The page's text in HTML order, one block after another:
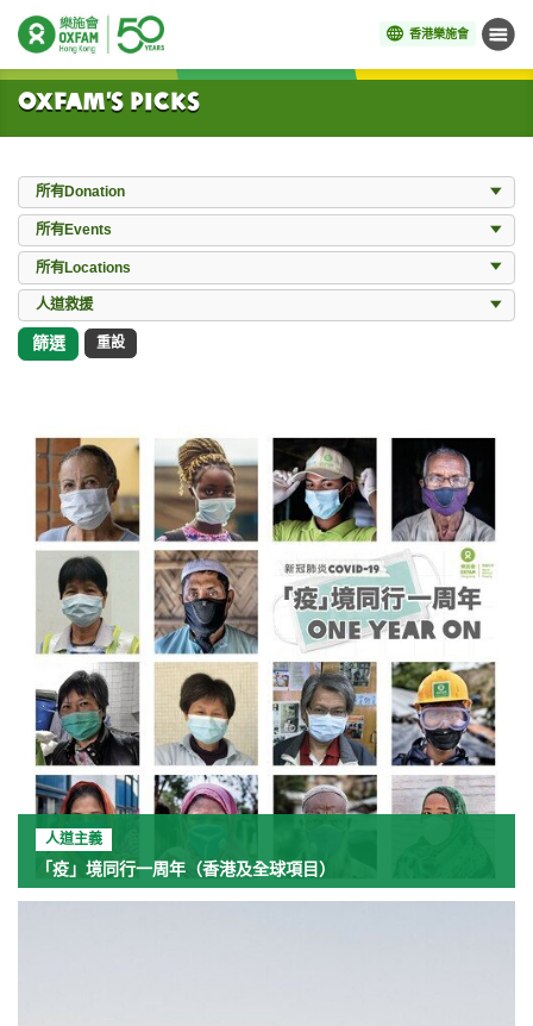
香港樂施會 目錄
開始主要內容
Oxfam’s Picks
Donation
所有Donation
Events
所有Events
Locations
所有Locations
所有Works
人道救援
篩選 重設
人道主義
「疫」境同行一周年（香港及全球項目）